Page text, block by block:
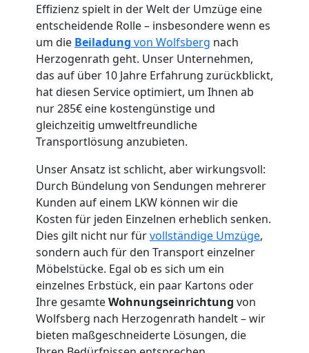
Effizienz spielt in der Welt der Umzüge eine
entscheidende Rolle – insbesondere wenn es
um die Beiladung von Wolfsberg nach
Herzogenrath geht. Unser Unternehmen,
das auf über 10 Jahre Erfahrung zurückblickt,
hat diesen Service optimiert, um Ihnen ab
nur 285€ eine kostengünstige und
gleichzeitig umweltfreundliche
Transportlösung anzubieten.
Unser Ansatz ist schlicht, aber wirkungsvoll:
Durch Bündelung von Sendungen mehrerer
Kunden auf einem LKW können wir die
Kosten für jeden Einzelnen erheblich senken.
Dies gilt nicht nur fürvollständige Umzüge,
sondern auch für den Transport einzelner
Möbelstücke. Egal ob es sich um ein
einzelnes Erbstück, ein paar Kartons oder
Ihre gesamteWohnungseinrichtung von
Wolfsberg nach Herzogenrath handelt – wir
bieten maßgeschneiderte Lösungen, die
Umzugshelfer
Wolfsberg
Möbeltaxi
Wolfsberg
Kleintransport
Wolfsberg